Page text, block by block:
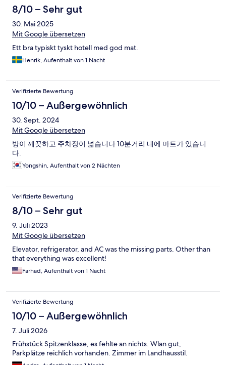
8/10 – Sehr gut
30. Mai 2025
Mit Google übersetzen
Ett bra typiskt tyskt hotell med god mat.
Henrik, Aufenthalt von 1 Nacht
Verifizierte Bewertung
10/10 – Außergewöhnlich
30. Sept. 2024
Mit Google übersetzen
방이 깨끗하고 주차장이 넓습니다 10분거리 내에 마트가 있습니
다.
Yongshin, Aufenthalt von 2 Nächten
Verifizierte Bewertung
8/10 – Sehr gut
9. Juli 2023
Mit Google übersetzen
Elevator, refrigerator, and AC was the missing parts. Other than
that everything was excellent!
Farhad, Aufenthalt von 1 Nacht
Verifizierte Bewertung
10/10 – Außergewöhnlich
7. Juli 2026
Frühstück Spitzenklasse, es fehlte an nichts. Wlan gut,
Parkplätze reichlich vorhanden. Zimmer im Landhausstil.